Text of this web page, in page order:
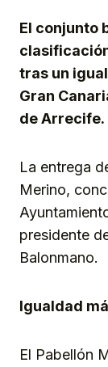
El conjunto
tras un
Gran
de Arrecife.
La entrega
Merino,
presidente
Balonmano.
Igualdad
El Pabellón